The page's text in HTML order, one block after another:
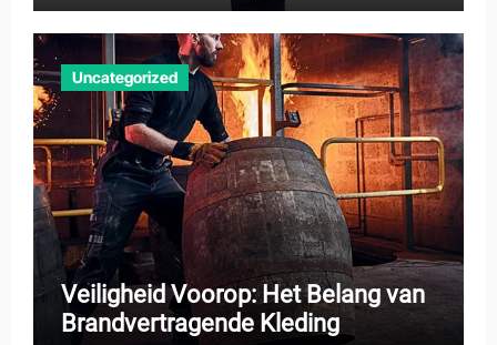
Uncategorized
Veiligheid Voorop: Het Belang van
Brandvertragende Kleding